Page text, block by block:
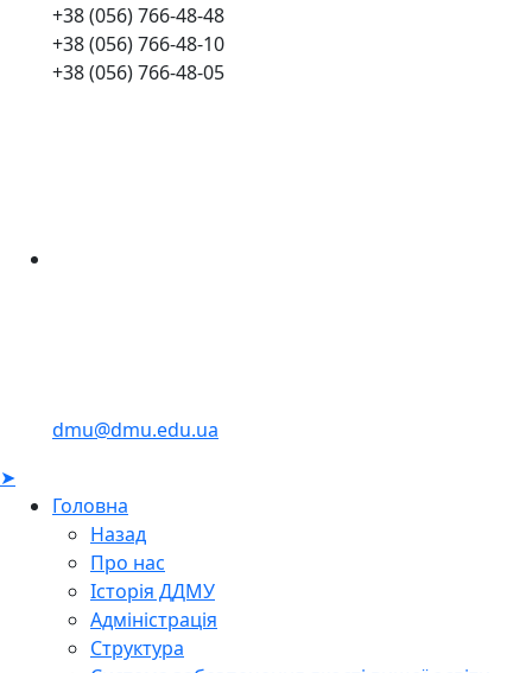
+38 (056) 766-48-48
+38 (056) 766-48-10
+38 (056) 766-48-05
dmu@dmu.edu.ua
➤
Головна
Назад
Про нас
Історія ДДМУ
Адміністрація
Структура